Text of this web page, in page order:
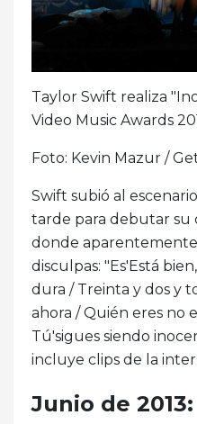
Taylor Swift realiza
Video Music Awards
Foto: Kevin Mazur /
Swift subió al
tarde para debutar su
donde
disculpas: "Es'Está
dura / Treinta y dos y
ahora / Quién eres no
Tú'sigues siendo
incluye clips de la
Junio ​​de